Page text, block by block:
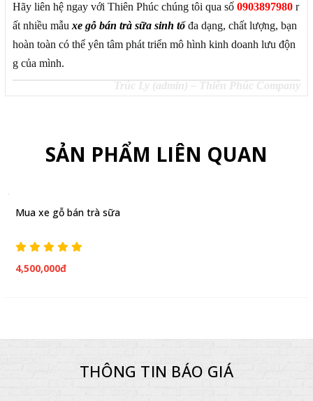
Hãy liên hệ ngay với Thiên Phúc chúng tôi qua số 0903897980 r
ất nhiều mẫu xe gỗ bán trà sữa sinh tốđa dạng, chất lượng, bạn
hoàn toàn có thể yên tâm phát triển mô hình kinh doanh lưu độn
g của mình.
Trúc Ly (admin) – Thiên Phúc Company
SẢN PHẨM LIÊN QUAN
Mua xe gỗ bán trà sữa
4,500,000đ
THÔNG TIN BÁO GIÁ